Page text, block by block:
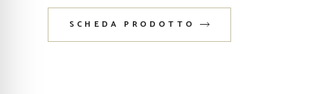
SCHEDA PRODOTTO